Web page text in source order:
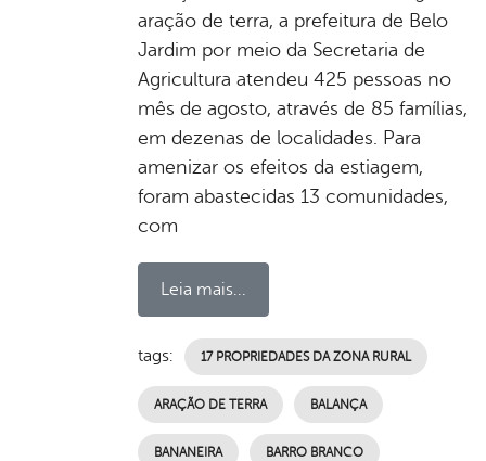
aração de terra, a prefeitura de Belo
Jardim por meio da Secretaria de
Agricultura atendeu 425 pessoas no
mês de agosto, através de 85 famílias,
em dezenas de localidades. Para
amenizar os efeitos da estiagem,
foram abastecidas 13 comunidades,
com
Leia mais...
tags: 17 PROPRIEDADES DA ZONA RURAL
ARAÇÃO DE TERRA BALANÇA
BANANEIRA BARRO BRANCO